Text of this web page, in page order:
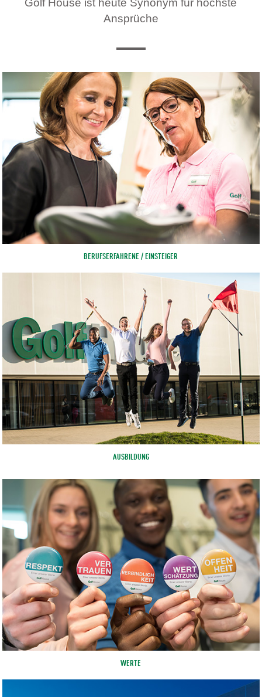
Golf House ist heute Synonym für höchste
Ansprüche
BERUFSERFAHRENE / EINSTEIGER
AUSBILDUNG
WERTE